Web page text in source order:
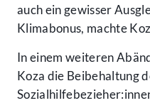
auch ein gewisser
Klimabonus, machte
In einem weiteren
Koza die Beibehaltung